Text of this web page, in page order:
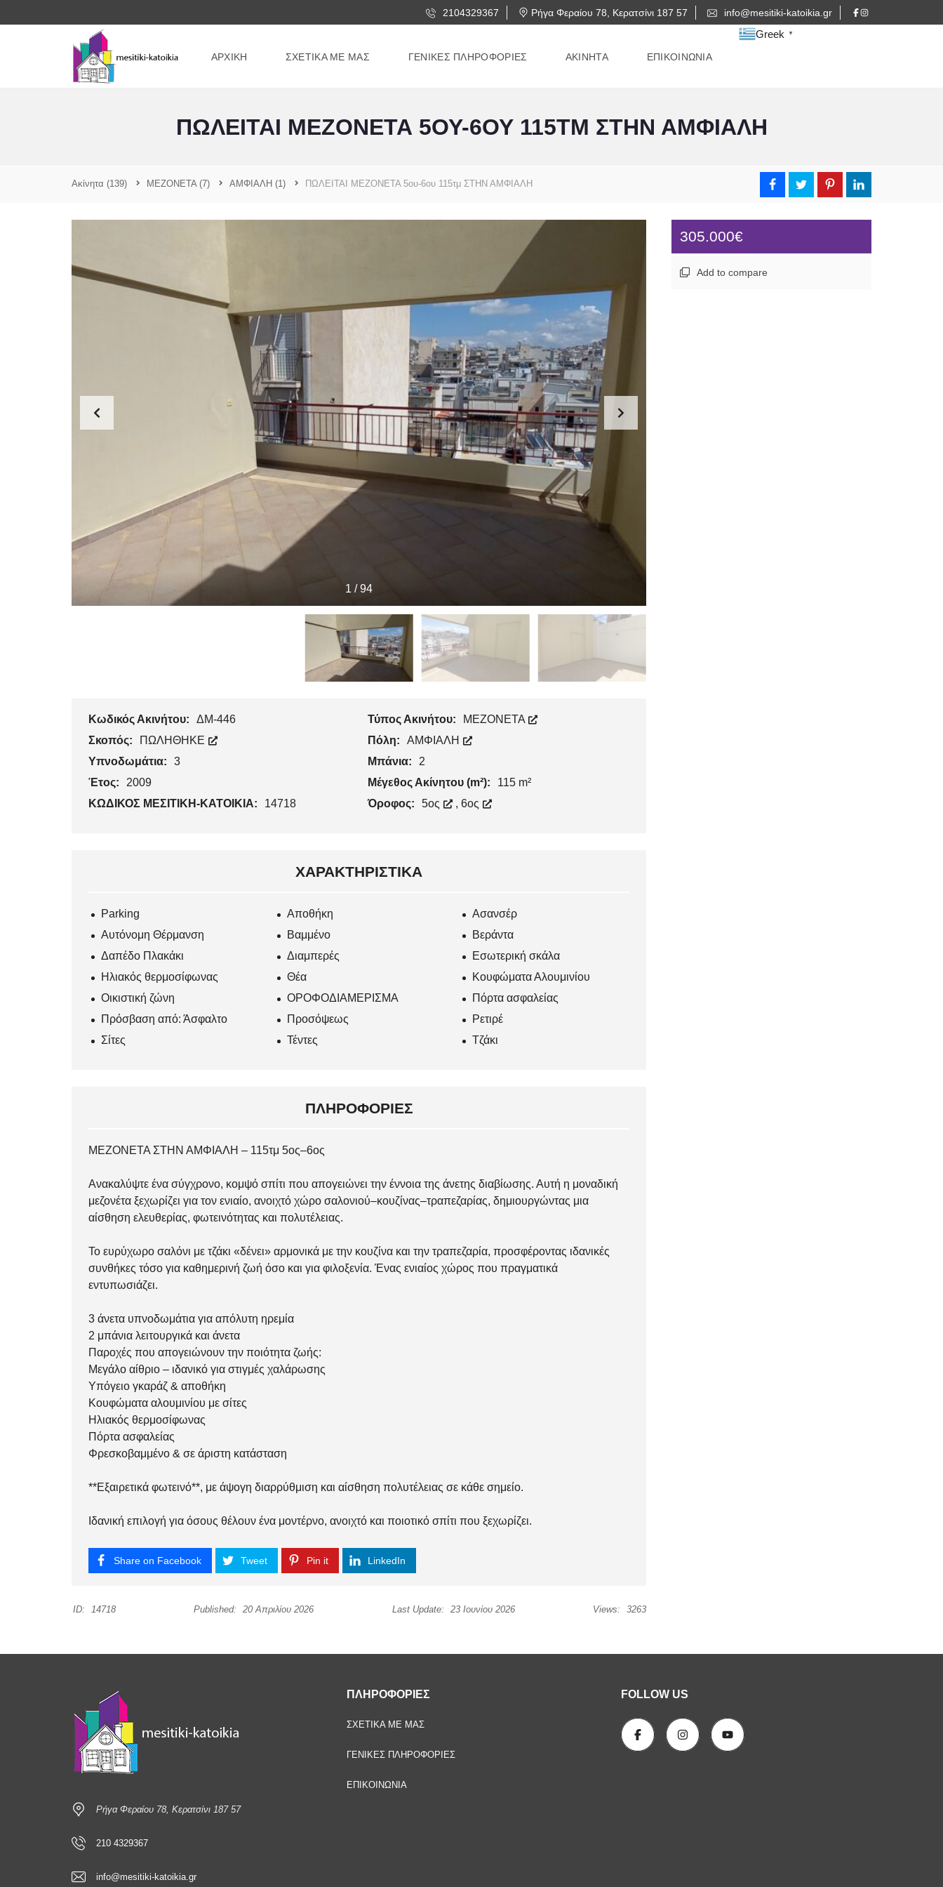
2104329367 Ρήγα Φεραίου 78, Κερατσίνι 187 57 info@mesitiki-katoikia.gr
ΑΡΧΙΚΗ ΣΧΕΤΙΚΑ ΜΕ ΜΑΣ ΓΕΝΙΚΕΣ ΠΛΗΡΟΦΟΡΙΕΣ ΑΚΙΝΗΤΑ ΕΠΙΚΟΙΝΩΝΙΑ
Greek ▼
ΠΩΛΕΙΤΑΙ ΜΕΖΟΝΕΤΑ 5ΟΥ-6ΟΥ 115ΤΜ ΣΤΗΝ ΑΜΦΙΑΛΗ
Ακίνητα (139) ΜΕΖΟΝΕΤΑ (7) ΑΜΦΙΑΛΗ (1) ΠΩΛΕΙΤΑΙ ΜΕΖΟΝΕΤΑ 5ου-6ου 115τμ ΣΤΗΝ ΑΜΦΙΑΛΗ
1 /94
Κωδικός Ακινήτου: ΔΜ-446 Τύπος Ακινήτου:
ΜΕΖΟΝΕΤΑ
Σκοπός:
ΠΩΛΗΘΗΚΕ Πόλη:
ΑΜΦΙΑΛΗ
Υπνοδωμάτια:
3 Μπάνια:
2
Έτος:
2009 Μέγεθος Ακίνητου (m²):
115 m²
ΚΩΔΙΚΟΣ ΜΕΣΙΤΙΚΗ-ΚΑΤΟΙΚΙΑ:
14718 Όροφος: 5ος , 6ος
ΧΑΡΑΚΤΗΡΙΣΤΙΚΆ
Parking Αποθήκη
Ασανσέρ
Αυτόνομη Θέρμανση
Βαμμένο
Βεράντα
Δαπέδο Πλακάκι
Διαμπερές
Εσωτερική σκάλα
Ηλιακός θερμοσίφωνας
Θέα
Κουφώματα Αλουμινίου
Οικιστική ζώνη
ΟΡΟΦΟΔΙΑΜΕΡΙΣΜΑ
Πόρτα ασφαλείας
Πρόσβαση από: Άσφαλτο
Προσόψεως
Ρετιρέ
Σίτες
Τέντες Τζάκι
ΠΛΗΡΟΦΟΡΊΕΣ
ΜΕΖΟΝΕΤΑ ΣΤΗΝ ΑΜΦΙΑΛΗ – 115τμ 5ος–6ος
Ανακαλύψτε ένα σύγχρονο, κομψό σπίτι που απογειώνει την έννοια της άνετης διαβίωσης. Αυτή η μοναδική
μεζονέτα ξεχωρίζει για τον ενιαίο, ανοιχτό χώρο σαλονιού–κουζίνας–τραπεζαρίας, δημιουργώντας μια
αίσθηση ελευθερίας, φωτεινότητας και πολυτέλειας.
Το ευρύχωρο σαλόνι με τζάκι «δένει» αρμονικά με την κουζίνα και την τραπεζαρία, προσφέροντας ιδανικές
συνθήκες τόσο για καθημερινή ζωή όσο και για φιλοξενία. Ένας ενιαίος χώρος που πραγματικά
εντυπωσιάζει.
3 άνετα υπνοδωμάτια για απόλυτη ηρεμία
2 μπάνια λειτουργικά και άνετα
Παροχές που απογειώνουν την ποιότητα ζωής:
Μεγάλο αίθριο – ιδανικό για στιγμές χαλάρωσης
Υπόγειο γκαράζ & αποθήκη
Κουφώματα αλουμινίου με σίτες
Ηλιακός θερμοσίφωνας
Πόρτα ασφαλείας
Φρεσκοβαμμένο & σε άριστη κατάσταση
**Εξαιρετικά φωτεινό**, με άψογη διαρρύθμιση και αίσθηση πολυτέλειας σε κάθε σημείο.
Ιδανική επιλογή για όσους θέλουν ένα μοντέρνο, ανοιχτό και ποιοτικό σπίτι που ξεχωρίζει.
Share on Facebook Tweet Pin it LinkedIn
ID: 14718 Published: 20 Απριλίου 2026 Last Update: 23 Ιουνίου 2026 Views: 3263
305.000€
Add to compare
Ρήγα Φεραίου 78, Κερατσίνι 187 57
210 4329367
info@mesitiki-katoikia.gr
ΠΛΗΡΟΦΟΡΙΕΣ
ΣΧΕΤΙΚΑ ΜΕ ΜΑΣ
ΓΕΝΙΚΕΣ ΠΛΗΡΟΦΟΡΙΕΣ
ΕΠΙΚΟΙΝΩΝΙΑ
FOLLOW US